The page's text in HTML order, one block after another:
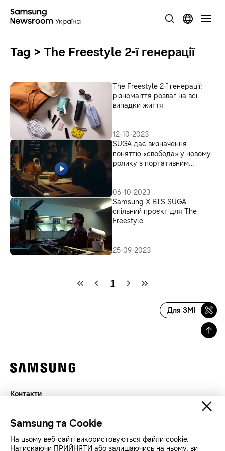
Tag > The Freestyle 2-ї генерації
The Freestyle 2-ї генерації:
різномаїття розваг на всі
випадки життя
12-10-2023
SUGA дає визначення
поняттю «свобода» у новому
ролику з портативним
06-10-2023
Samsung X BTS SUGA:
спільний проєкт для The
Freestyle
25-09-2023
1
Для ЗМІ
Контакти
Конфіденційність
SAMSUNG.COM
Samsung та Cookie
На цьому веб-сайті використовуються файли cookie.
Натискаючи ПРИЙНЯТИ або залишаючись на ньому, ви